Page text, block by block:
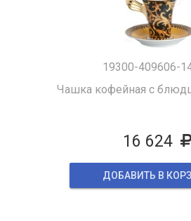
19300-409606-
Чашка кофейная с
16 624
ДОБАВИТЬ В